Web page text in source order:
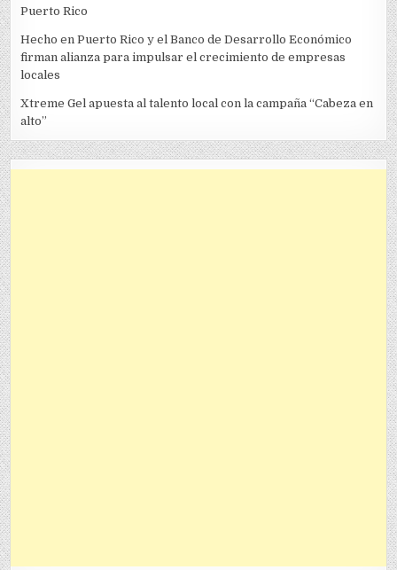
Puerto Rico
Hecho en Puerto Rico y el Banco de Desarrollo Económico
firman alianza para impulsar el crecimiento de empresas
locales
Xtreme Gel apuesta al talento local con la campaña “Cabeza en
alto”